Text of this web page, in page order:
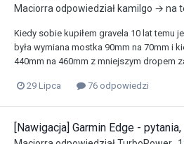
Maciorra odpowiedział kamilgo → na
Kiedy sobie kupiłem gravela 10 lat temu
była wymiana mostka 90mm na 70mm i
440mm na 460mm z mniejszym dropem
29 Lipca 76 odpowiedzi
[Nawigacja] Garmin Edge -